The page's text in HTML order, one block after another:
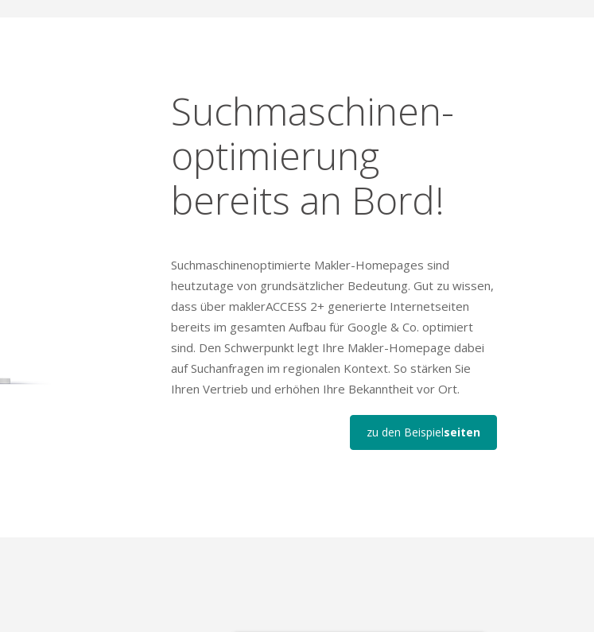
Suchmaschinen­
optimierung
bereits an Bord!
Suchmaschinenoptimierte Makler-Homepages sind
heutzutage von grundsätzlicher Bedeutung. Gut zu wissen,
dass über maklerACCESS 2+ generierte Internetseiten
bereits im gesamten Aufbau für Google & Co. optimiert
sind. Den Schwerpunkt legt Ihre Makler-Homepage dabei
auf Suchanfragen im regionalen Kontext. So stärken Sie
Ihren Vertrieb und erhöhen Ihre Bekanntheit vor Ort.
zu den Beispielseiten